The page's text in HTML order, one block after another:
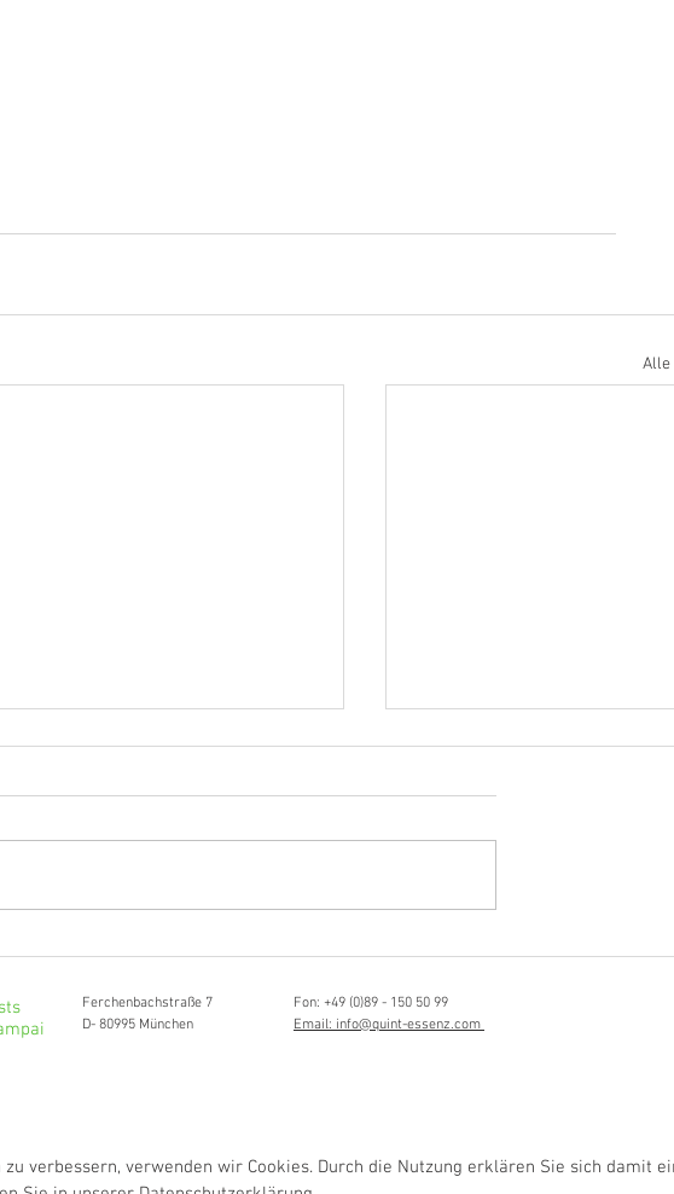
Alle
Ferchenbachstraße 7
D- 80995 München
Fon: +49 (0)89 - 150 50 99
Email: info@quint-essenz.com
zu verbessern, verwenden wir Cookies. Durch die Nutzung erklären Sie sich damit